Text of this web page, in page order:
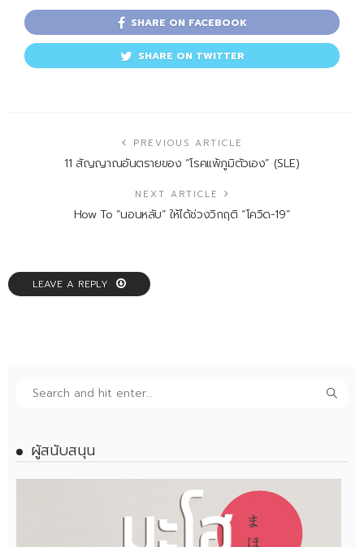
SHARE ON FACEBOOK
SHARE ON TWITTER
PREVIOUS ARTICLE
11 สัญญาณอันตรายของ “โรคแพ้ภูมิตัวเอง” (SLE)
NEXT ARTICLE
How To “นอนหลับ” ให้ได้ช่วงวิกฤติ “โควิด-19”
LEAVE A REPLY
ผู้สนับสนุน